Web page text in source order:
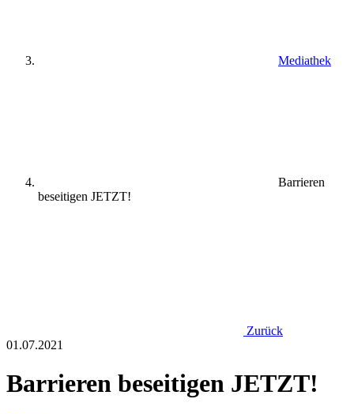
Mediathek
Barrieren
beseitigen JETZT!
Zurück
01.07.2021
Barrieren beseitigen JETZT!